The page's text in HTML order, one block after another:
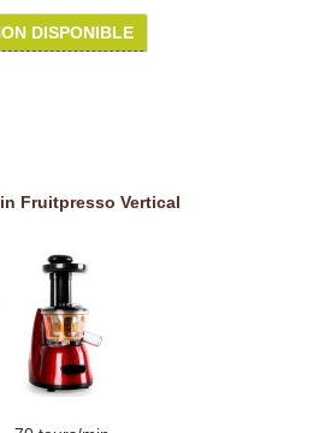
DISPONIBLE
Fruitpresso Vertical